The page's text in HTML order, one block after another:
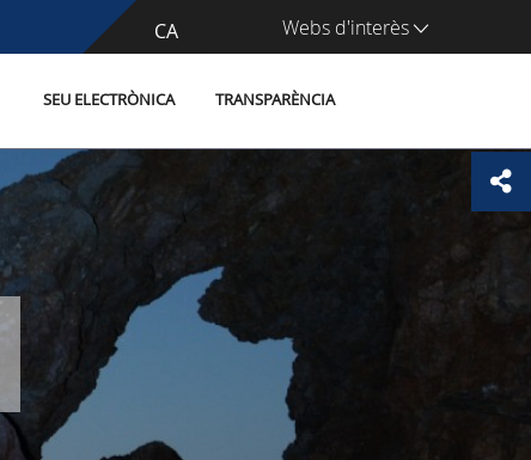
CA
ES Webs d'interès
SEU ELECTRÒNICA TRANSPARÈNCIA